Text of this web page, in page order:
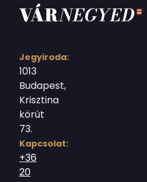
Jegyiroda:
1013
Budapest,
Krisztina
körút
73.
Kapcsolat:
+36
20